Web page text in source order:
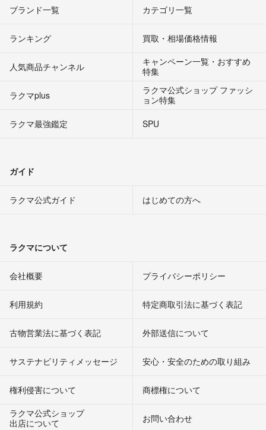
ブランド一覧 カテゴリ一覧
ランキング 買取・相場価格情報
人気商品チャンネル
キャンペーン一覧・おすすめ
特集
ラクマplus
ラクマ公式ショップ ファッシ
ョン特集
ラクマ最強鑑定
SPU
ガイド
ラクマ公式ガイド はじめての方へ
ラクマについて
会社概要 プライバシーポリシー
利用規約 特定商取引法に基づく表記
古物営業法に基づく表記 外部送信について
サステナビリティメッセージ 安心・安全のための取り組み
権利侵害について
商標権について
ラクマ公式ショップ
出店について
お問い合わせ